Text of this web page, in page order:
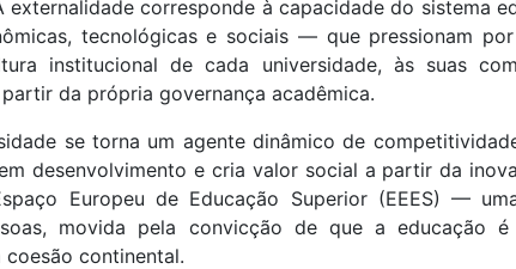
corresponde à capacidade do sistema
tecnológicas e sociais — que pressionam
institucional de cada universidade, às suas
da própria governança acadêmica.
se torna um agente dinâmico de
desenvolvimento e cria valor social a partir da
Europeu de Educação Superior (EEES) —
movida pela convicção de que a educação
continental.